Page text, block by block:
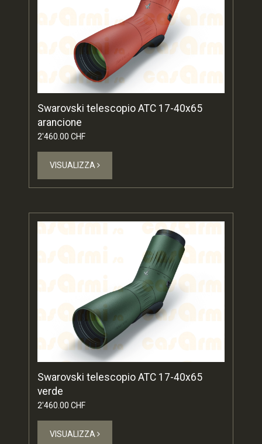
Swarovski telescopio ATC 17-40x65
arancione
2'460.00 CHF
VISUALIZZA
Swarovski telescopio ATC 17-40x65
verde
2'460.00 CHF
VISUALIZZA